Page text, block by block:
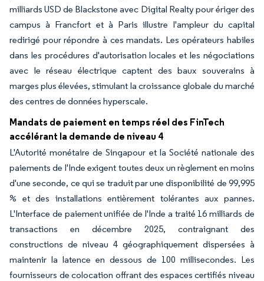
milliards USD de Blackstone avec Digital Realty pour ériger des
campus à Francfort et à Paris illustre l'ampleur du capital
redirigé pour répondre à ces mandats. Les opérateurs habiles
dans les procédures d'autorisation locales et les négociations
avec le réseau électrique captent des baux souverains à
marges plus élevées, stimulant la croissance globale du marché
des centres de données hyperscale.
Mandats de paiement en temps réel des FinTech
accélérant la demande de niveau 4
L'Autorité monétaire de Singapour et la Société nationale des
paiements de l'Inde exigent toutes deux un règlement en moins
d'une seconde, ce qui se traduit par une disponibilité de 99,995
% et des installations entièrement tolérantes aux pannes.
L'Interface de paiement unifiée de l'Inde a traité 16 milliards de
transactions en décembre 2025, contraignant des
constructions de niveau 4 géographiquement dispersées à
maintenir la latence en dessous de 100 millisecondes. Les
fournisseurs de colocation offrant des espaces certifiés niveau